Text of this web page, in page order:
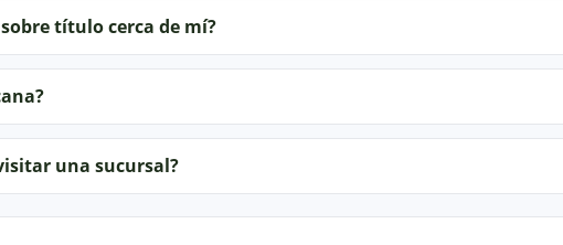
título cerca de mí?
una sucursal?